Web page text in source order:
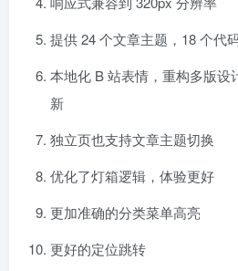
提供 24 个文章主题，18 个代
本地化 B 站表情，重构多版设
新
独立页也支持文章主题切换
优化了灯箱逻辑，体验更好
更加准确的分类菜单高亮
更好的定位跳转